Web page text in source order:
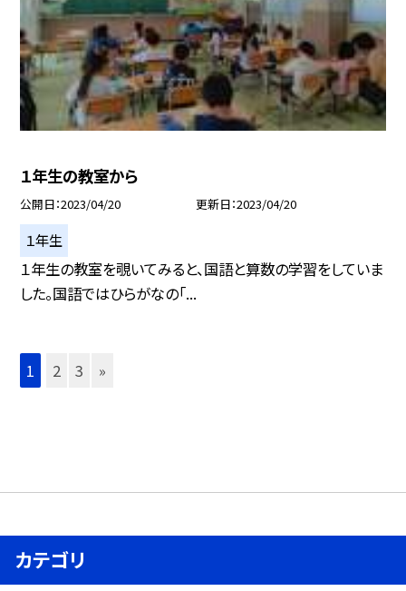
１年生の教室から
公開日 2023/04/20 更新日 2023/04/20
１年生
１年生の教室を覗いてみると、国語と算数の学習をしていま
した。国語ではひらがなの「...
1 2 3 »
カテゴリ